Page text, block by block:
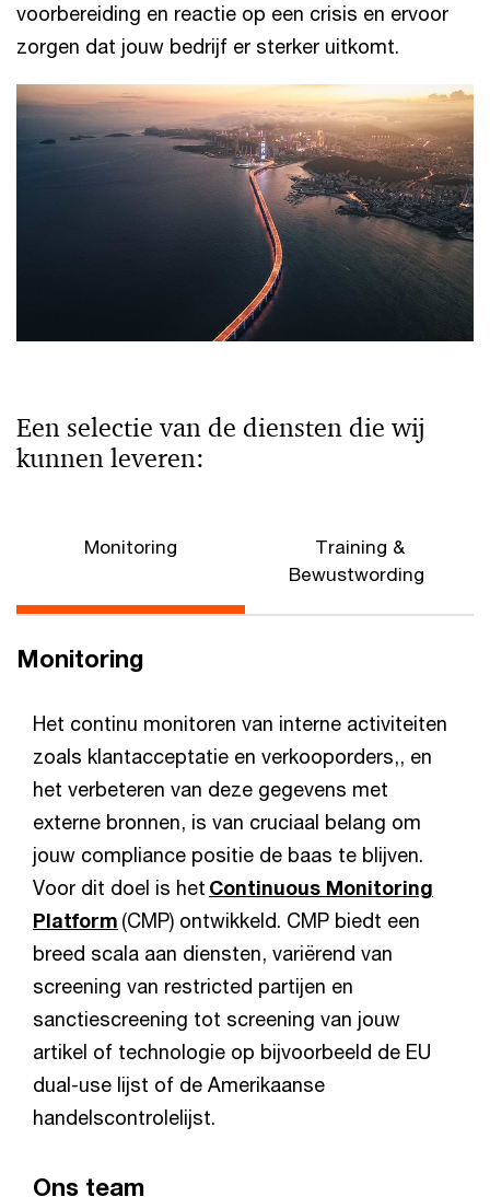
voorbereiding en reactie op een crisis en ervoor
zorgen dat jouw bedrijf er sterker uitkomt.
Een selectie van de diensten die wij
kunnen leveren:
Monitoring
Training &
Bewustwording
Monitoring
Het continu monitoren van interne activiteiten
zoals klantacceptatie en verkooporders,, en
het verbeteren van deze gegevens met
externe bronnen, is van cruciaal belang om
jouw compliance positie de baas te blijven.
Voor dit doel is het Continuous Monitoring
Platform (CMP) ontwikkeld. CMP biedt een
breed scala aan diensten, variërend van
screening van restricted partijen en
sanctiescreening tot screening van jouw
artikel of technologie op bijvoorbeeld de EU
dual-use lijst of de Amerikaanse
handelscontrolelijst.
Ons team